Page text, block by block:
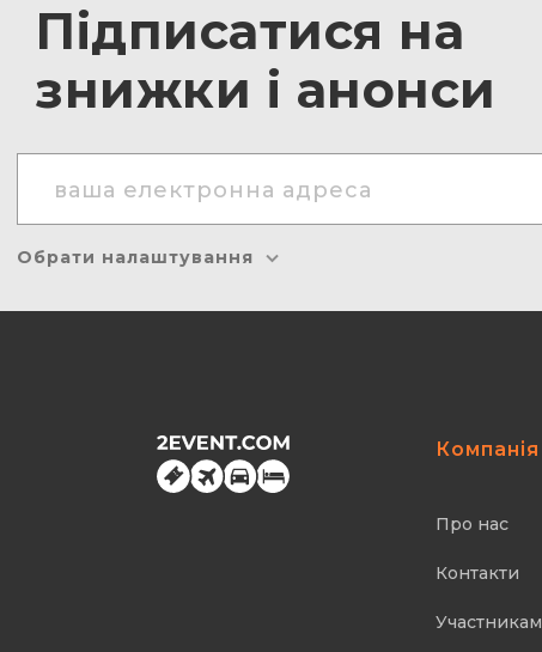
Підписатися на
знижки і анонси
Обрати налаштування
Компанія
Про нас
Контакти
Участникам